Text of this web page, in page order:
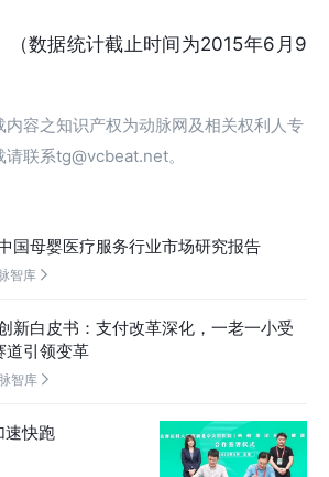
数据统计截止时间为2015年6月9
内容之知识产权为动脉网及相关权利人专
联系tg@vcbeat.net。
国母婴医疗服务行业市场研究报告
智库 
新白皮书：支付改革深化，一老一小受
道引领变革
智库 
速快跑